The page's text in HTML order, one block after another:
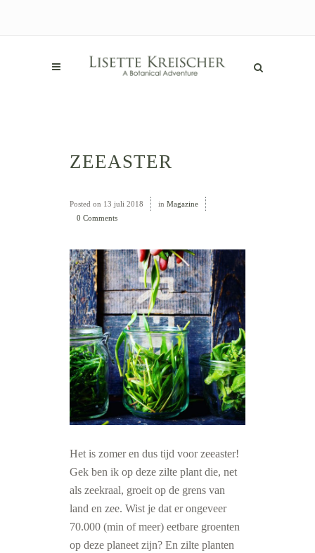
ZEEASTER
Posted on 13 juli 2018 in Magazine
0 Comments
Het is zomer en dus tijd voor zeeaster!
Gek ben ik op deze zilte plant die, net
als zeekraal, groeit op de grens van
land en zee. Wist je dat er ongeveer
70.000 (min of meer) eetbare groenten
op deze planeet zijn? En zilte planten